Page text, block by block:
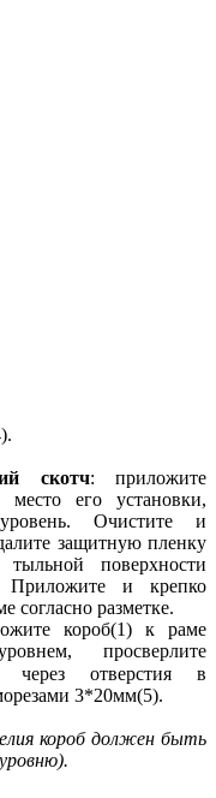
скотч: приложите
его установки,
Очистите и
защитную пленку
поверхности
Приложите и крепко
согласно разметке.
короб(1) к раме
просверлите
через отверстия в
3*20мм(5).
короб должен быть